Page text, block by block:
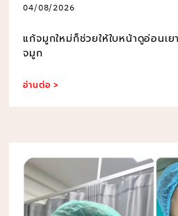
04/08/2026
แก้จมูกใหม่ก็ช่วยให้ใบหน้าดูอ่อนเย
จมูก
อ่านต่อ >